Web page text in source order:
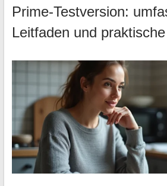
Prime-Testversion:
Leitfaden und